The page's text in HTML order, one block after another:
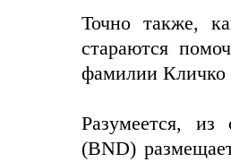
Точно также,
стараются
фамилии Кличко
Разумеется,
(BND)